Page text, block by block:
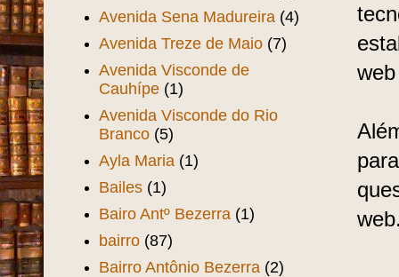
Avenida Sena Madureira (4)
Avenida Treze de Maio (7)
Avenida Visconde de
Cauhípe (1)
Avenida Visconde do Rio
Branco (5)
Ayla Maria (1)
Bailes (1)
Bairo Antº Bezerra (1)
bairro (87)
Bairro Antônio Bezerra (2)